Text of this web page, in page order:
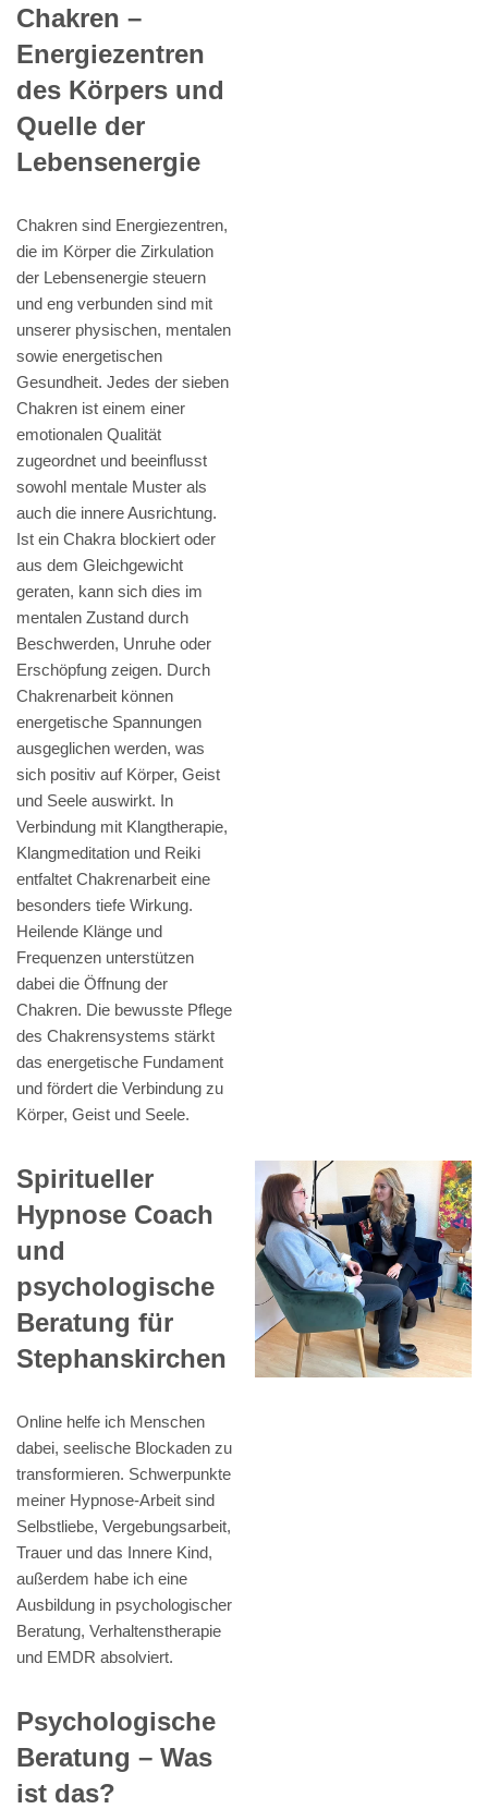
Chakren –
Energiezentren
des Körpers und
Quelle der
Lebensenergie
Chakren sind Energiezentren,
die im Körper die Zirkulation
der Lebensenergie steuern
und eng verbunden sind mit
unserer physischen, mentalen
sowie energetischen
Gesundheit. Jedes der sieben
Chakren ist einem einer
emotionalen Qualität
zugeordnet und beeinflusst
sowohl mentale Muster als
auch die innere Ausrichtung.
Ist ein Chakra blockiert oder
aus dem Gleichgewicht
geraten, kann sich dies im
mentalen Zustand durch
Beschwerden, Unruhe oder
Erschöpfung zeigen. Durch
Chakrenarbeit können
energetische Spannungen
ausgeglichen werden, was
sich positiv auf Körper, Geist
und Seele auswirkt. In
Verbindung mit Klangtherapie,
Klangmeditation und Reiki
entfaltet Chakrenarbeit eine
besonders tiefe Wirkung.
Heilende Klänge und
Frequenzen unterstützen
dabei die Öffnung der
Chakren. Die bewusste Pflege
des Chakrensystems stärkt
das energetische Fundament
und fördert die Verbindung zu
Körper, Geist und Seele.
Spiritueller
Hypnose Coach
und
psychologische
Beratung für
Stephanskirchen
Online helfe ich Menschen
dabei, seelische Blockaden zu
transformieren. Schwerpunkte
meiner Hypnose-Arbeit sind
Selbstliebe, Vergebungsarbeit,
Trauer und das Innere Kind,
außerdem habe ich eine
Ausbildung in psychologischer
Beratung, Verhaltenstherapie
und EMDR absolviert.
Psychologische
Beratung – Was
ist das?